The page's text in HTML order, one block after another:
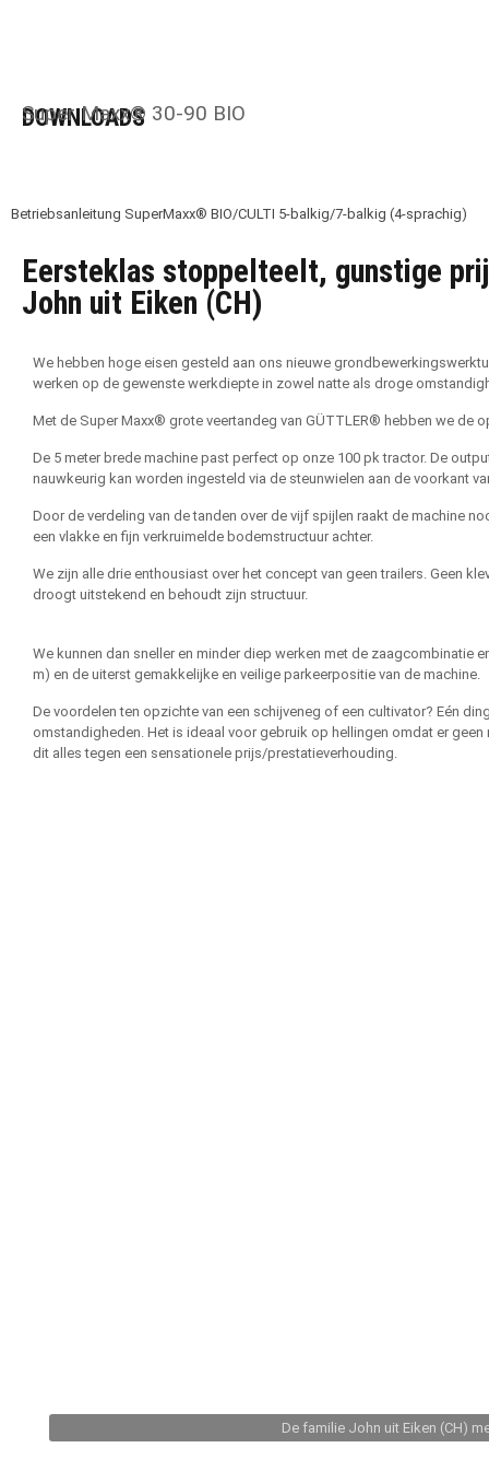
DOWNLOADS
Super Maxx® 30-90 BIO
Betriebsanleitung SuperMaxx® BIO/CULTI 5-balkig/7-balkig (4-sprachig)
Eersteklas stoppelteelt, gunstige
John uit Eiken (CH)
We hebben hoge eisen gesteld aan ons nieuwe
werken op de gewenste werkdiepte in zowel natte als droge
Met de Super Maxx® grote veertandeg van GÜTTLER® hebben we de
De 5 meter brede machine past perfect op onze 100 pk tractor. De
nauwkeurig kan worden ingesteld via de steunwielen aan de voorkant
Door de verdeling van de tanden over de vijf spijlen raakt de machine
een vlakke en fijn verkruimelde bodemstructuur achter.
We zijn alle drie enthousiast over het concept van geen trailers. Geen
droogt uitstekend en behoudt zijn structuur.
We kunnen dan sneller en minder diep werken met de zaagcombinatie
m) en de uiterst gemakkelijke en veilige parkeerpositie van de machine.
De voordelen ten opzichte van een schijveneg of een cultivator? Eén
omstandigheden. Het is ideaal voor gebruik op hellingen omdat er
dit alles tegen een sensationele prijs/prestatieverhouding.
De familie John uit Eiken (CH)